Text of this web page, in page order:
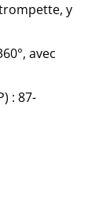
y
avec
: 87-